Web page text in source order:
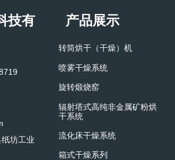
技有
坊工业
产品展示
转筒烘干（干燥）机
喷雾干燥系统
旋转煅烧窑
辐射塔式高纯非金属矿粉烘
干系统
流化床干燥系统
箱式干燥系列